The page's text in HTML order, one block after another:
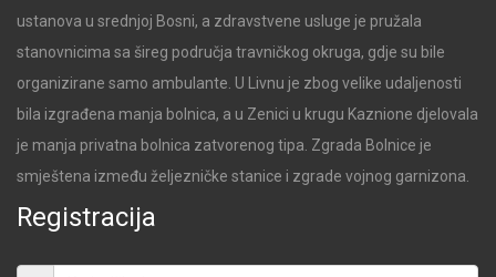
ustanova u srednjoj Bosni, a zdravstvene usluge je pružala
stanovnicima sa šireg područja travničkog okruga, gdje su bile
organizirane samo ambulante. U Livnu je zbog velike udaljenosti
bila izgrađena manja bolnica, a u Zenici u krugu Kaznione djelovala
je manja privatna bolnica zatvorenog tipa. Zgrada Bolnice je
smještena između željezničke stanice i zgrade vojnog garnizona.
Registracija